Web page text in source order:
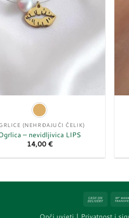
(NEHRĐAJUĆI ČELIK)
– nevidljivica LIPS
14,00€
Cash